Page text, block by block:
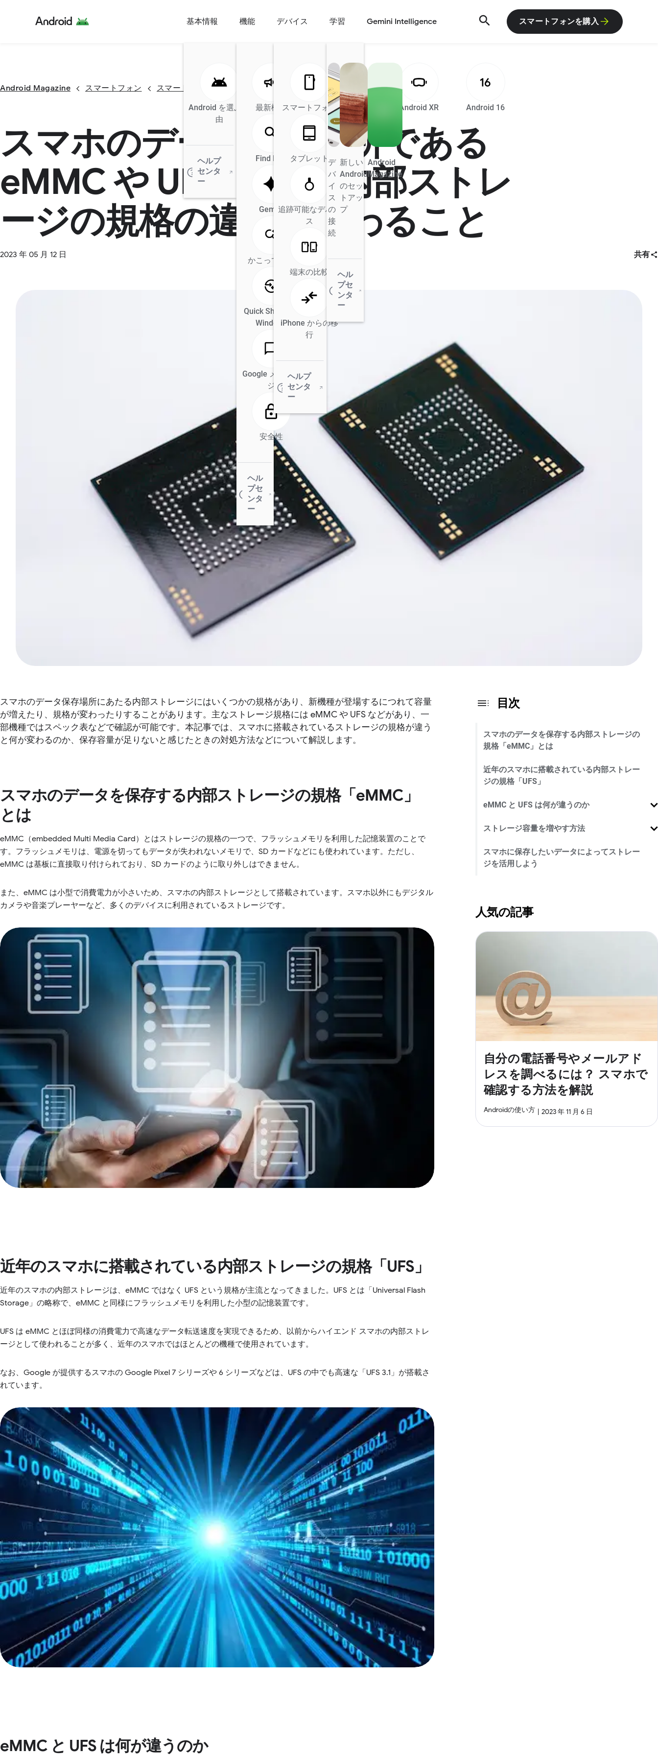
基本情報
Android を選ぶ理
由
Android の AI Android Auto Android XR Android 16
ヘルプ
センタ
ー
機能
最新機能
Find Hub
Gemini
かこって検索
Quick Share for
Windows
Google メッセー
ジ
安全性
ヘル
プセ
ンタ
ー
デバイス
スマートフォン
タブレット
追跡可能なデバイ
ス
端末の比較
iPhone からの移
行
ヘルプ
センタ
ー
学習
デ
バ
イ
ス
の
接
続
新しい
Android
のセッ
トアッ
プ
Android
Magazine
ヘル
プセ
ンタ
ー
Gemini Intelligence スマートフォンを購入
Android Magazine スマートフォン スマートフォン全般
スマホのデータ保存場所である
eMMC や UFS とは？ 内部ストレ
ージの規格の違いで変わること
2023 年 05 月 12 日 共有
スマホのデータ保存場所にあたる内部ストレージにはいくつかの規格があり、新機種が登場するにつれて容量
が増えたり、規格が変わったりすることがあります。主なストレージ規格には eMMC や UFS などがあり、一
部機種ではスペック表などで確認が可能です。本記事では、スマホに搭載されているストレージの規格が違う
と何が変わるのか、保存容量が足りないと感じたときの対処方法などについて解説します。
スマホのデータを保存する内部ストレージの規格「eMMC」
とは
eMMC（embedded Multi Media Card）とはストレージの規格の一つで、フラッシュメモリを利用した記憶装置のことで
す。フラッシュメモリは、電源を切ってもデータが失われないメモリで、SD カードなどにも使われています。ただし、
eMMC は基板に直接取り付けられており、SD カードのように取り外しはできません。
また、eMMC は小型で消費電力が小さいため、スマホの内部ストレージとして搭載されています。スマホ以外にもデジタル
カメラや音楽プレーヤーなど、多くのデバイスに利用されているストレージです。
近年のスマホに搭載されている内部ストレージの規格「UFS」
近年のスマホの内部ストレージは、eMMC ではなく UFS という規格が主流となってきました。UFS とは「Universal Flash
Storage」の略称で、eMMC と同様にフラッシュメモリを利用した小型の記憶装置です。
UFS は eMMC とほぼ同様の消費電力で高速なデータ転送速度を実現できるため、以前からハイエンド スマホの内部ストレ
ージとして使われることが多く、近年のスマホではほとんどの機種で使用されています。
なお、Google が提供するスマホの Google Pixel 7 シリーズや 6 シリーズなどは、UFS の中でも高速な「UFS 3.1」が搭載さ
れています。
eMMC と UFS は何が違うのか
目次
スマホのデータを保存する内部ストレージの
規格「eMMC」とは
近年のスマホに搭載されている内部ストレー
ジの規格「UFS」
eMMC と UFS は何が違うのか
ストレージ容量を増やす方法
スマホに保存したいデータによってストレー
ジを活用しよう
人気の記事
自分の電話番号やメールアド
レスを調べるには？ スマホで
確認する方法を解説
Androidの使い方 2023 年 11 月 6 日